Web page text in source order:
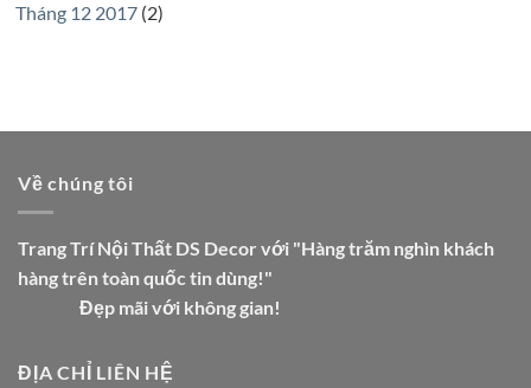
Tháng 12 2017(2)
Về chúng tôi
Trang Trí Nội Thất DS Decor với "Hàng trăm nghìn khách
hàng trên toàn quốc tin dùng!"
Đẹp mãi với không gian!
ĐỊA CHỈ LIÊN HỆ